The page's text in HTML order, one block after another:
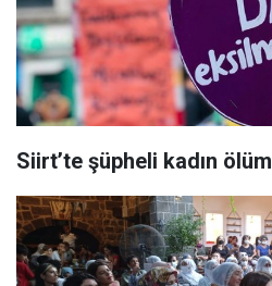
Siirt’te şüpheli kadın